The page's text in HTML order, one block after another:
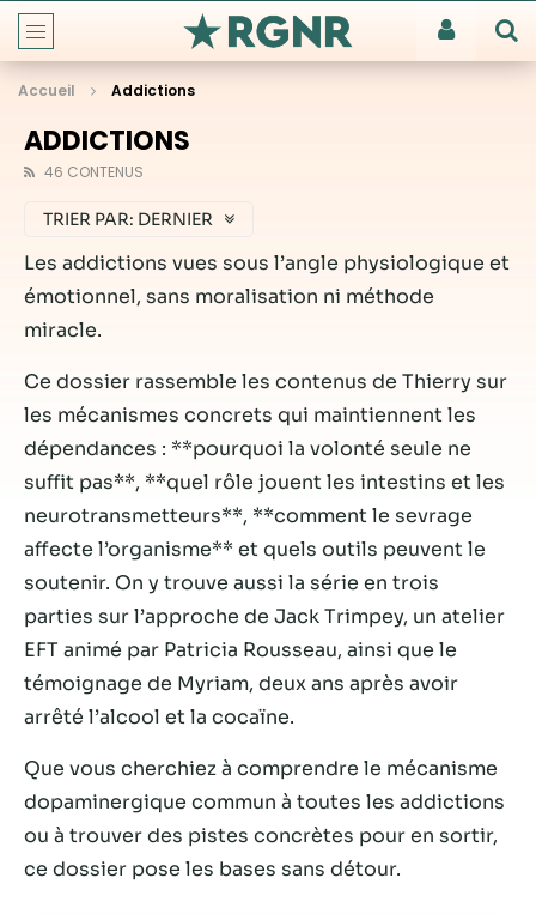
Accueil Addictions
ADDICTIONS
46 CONTENUS
TRIER PAR: DERNIER
Les addictions vues sous l’angle physiologique et
émotionnel, sans moralisation ni méthode
miracle.
Ce dossier rassemble les contenus de Thierry sur
les mécanismes concrets qui maintiennent les
dépendances : **pourquoi la volonté seule ne
suffit pas**, **quel rôle jouent les intestins et les
neurotransmetteurs**, **comment le sevrage
affecte l’organisme** et quels outils peuvent le
soutenir. On y trouve aussi la série en trois
parties sur l’approche de Jack Trimpey, un atelier
EFT animé par Patricia Rousseau, ainsi que le
témoignage de Myriam, deux ans après avoir
arrêté l’alcool et la cocaïne.
Que vous cherchiez à comprendre le mécanisme
dopaminergique commun à toutes les addictions
ou à trouver des pistes concrètes pour en sortir,
ce dossier pose les bases sans détour.
Nécessaire